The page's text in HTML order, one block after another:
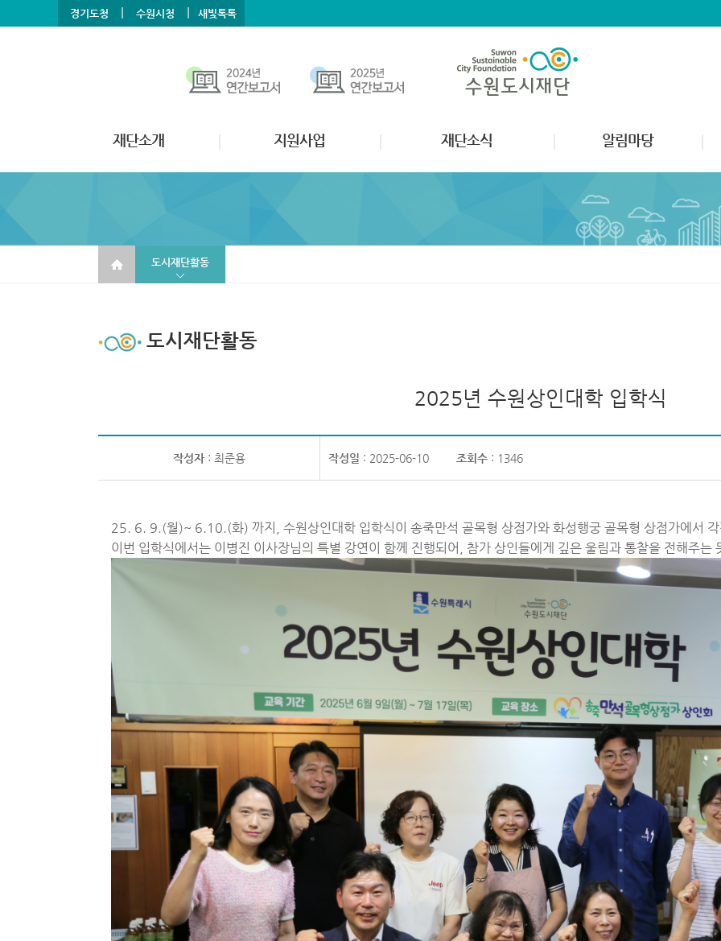
메뉴바로가기
본문바로가기경기도청 | 수원시청 | 새빛톡톡
재단소개 지원사업 재단소식 알림마당
도시재단활동
도시재단활동
2025년 수원상인대학 입학식
작성자: 최준용 작성일 : 2025-06-10 조회수 : 1346
25. 6. 9.(월)~ 6.10.(화) 까지, 수원상인대학 입학식이 송죽만석 골목형 상점가와 화성행궁 골목형 상점가에서
이번 입학식에서는 이병진 이사장님의 특별 강연이 함께 진행되어, 참가 상인들에게 깊은 울림과 통찰을 전해주는